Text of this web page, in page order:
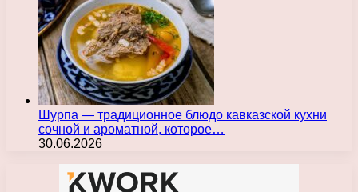
Шурпа — традиционное блюдо кавказской кухни
сочной и ароматной, которое…
30.06.2026